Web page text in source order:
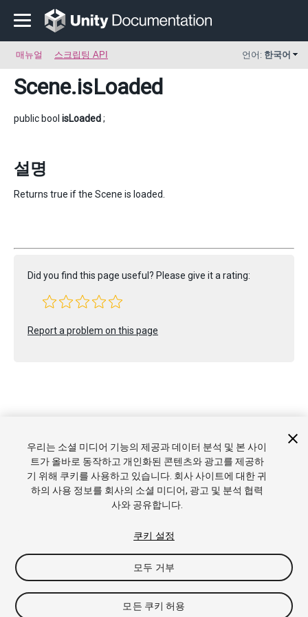
매뉴얼 스크립팅 API 언어: 한국어
Scene.isLoaded
public bool isLoaded;
설명
Returns true if the Scene is loaded.
Did you find this page useful? Please give it a rating:
Report a problem on this page
튜토리얼
커뮤니티 답변 기술 자료 포럼 에셋 스토어
및 이용약관
법률정보 개인정보처리방침 쿠키
내 개인정보 판
매 금지
쿠키 기본 설정
우리는 소셜 미디어 기능의 제공과 데이터 분석 및 본 사이
트가 올바로 동작하고 개인화된 콘텐츠와 광고를 제공하
기 위해 쿠키를 사용하고 있습니다. 회사 사이트에 대한 귀
하의 사용 정보를 회사의 소셜 미디어, 광고 및 분석 협력
사와 공유합니다.
쿠키 설정
모두 거부
모든 쿠키 허용